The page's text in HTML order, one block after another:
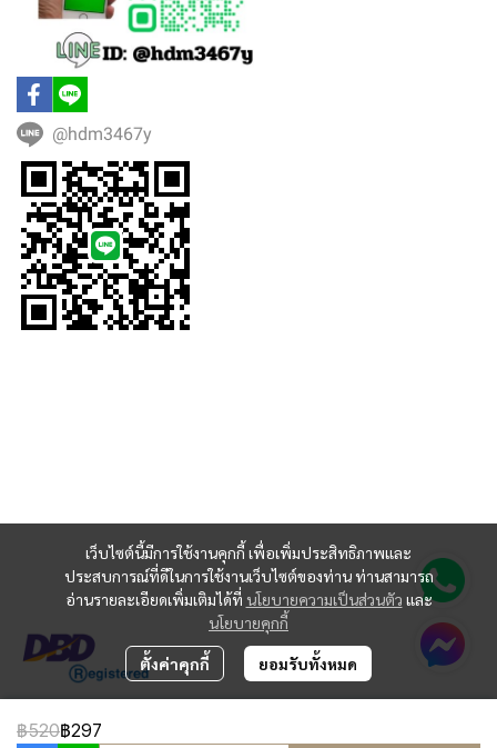
฿520฿297
เว็บไซต์นี้มีการใช้งานคุกกี้ เพื่อเพิ่มประสิทธิภาพและ
ประสบการณ์ที่ดีในการใช้งานเว็บไซต์ของท่าน ท่านสามารถ
อ่านรายละเอียดเพิ่มเติมได้ที่ นโยบายความเป็นส่วนตัว และ
นโยบายคุกกี้
ตั้งค่าคุกกี้ ยอมรับทั้งหมด
@hdm3467y
Copyright 2024 | All Rights Reserved | Powered by MWE